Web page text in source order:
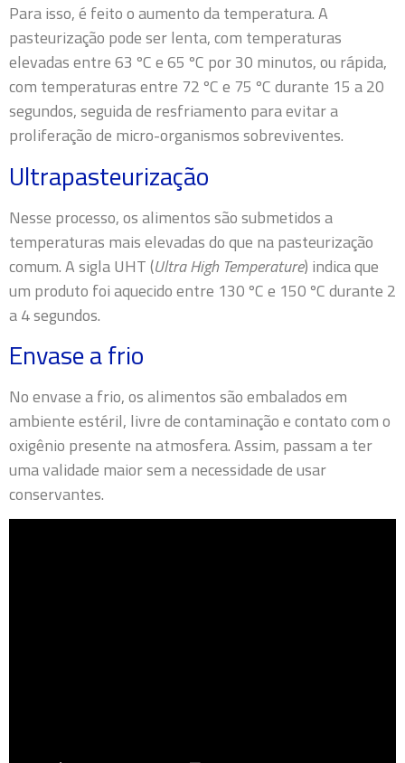
Para isso, é feito o aumento da temperatura. A
pasteurização pode ser lenta, com temperaturas
elevadas entre 63 ºC e 65 ºC por 30 minutos, ou rápida,
com temperaturas entre 72 ºC e 75 ºC durante 15 a 20
segundos, seguida de resfriamento para evitar a
proliferação de micro-organismos sobreviventes.
Ultrapasteurização
Nesse processo, os alimentos são submetidos a
temperaturas mais elevadas do que na pasteurização
comum. A sigla UHT (Ultra High Temperature) indica que
um produto foi aquecido entre 130 ºC e 150 ºC durante 2
a 4 segundos.
Envase a frio
No envase a frio, os alimentos são embalados em
ambiente estéril, livre de contaminação e contato com o
oxigênio presente na atmosfera. Assim, passam a ter
uma validade maior sem a necessidade de usar
conservantes.